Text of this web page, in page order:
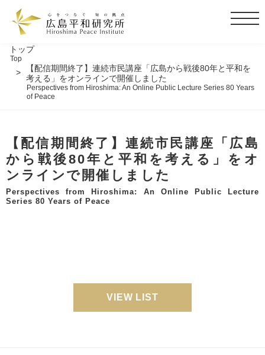
t
l
e
i
g
t
トップ
Top
【配信期間終了】連続市民講座「広島から戦後80年と平和を
考える」をオンラインで開催しました
Perspectives from Hiroshima: An Online Public Lecture Series 80 Years
of Peace
【配信期間終了】連続市民講座「広島
から戦後80年と平和を考える」をオ
ンラインで開催しました
Perspectives from Hiroshima: An Online Public Lecture
Series 80 Years of Peace
VIEW LIST